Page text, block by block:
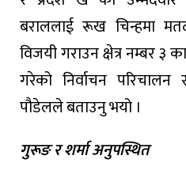
बराललाई रूख चिन्हमा
विजयी गराउन क्षेत्र नम्बर ३
गरेको निर्वाचन
पौडेलले बताउनु भयो ।
गुरूङ र शर्मा अनुपस्थित